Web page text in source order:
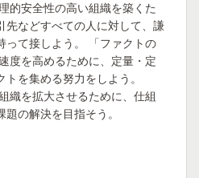
的安全性の高い組織を築くた
先などすべての人に対して、謙
って接しよう。 「ファクトの
度を高めるために、定量・定
を集める努力をしよう。
織を拡大させるために、仕組
の解決を目指そう。